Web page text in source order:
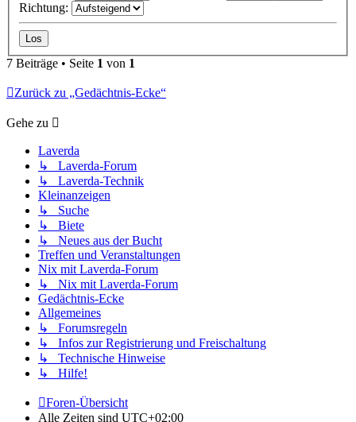
Richtung:
7 Beiträge • Seite 1 von 1
Zurück zu „Gedächtnis-Ecke“
Gehe zu
Laverda
↳ Laverda-Forum
↳ Laverda-Technik
Kleinanzeigen
↳ Suche
↳ Biete
↳ Neues aus der Bucht
Treffen und Veranstaltungen
Nix mit Laverda-Forum
↳ Nix mit Laverda-Forum
Gedächtnis-Ecke
Allgemeines
↳ Forumsregeln
↳ Infos zur Registrierung und Freischaltung
↳ Technische Hinweise
↳ Hilfe!
Foren-Übersicht
Alle Zeiten sind UTC+02:00